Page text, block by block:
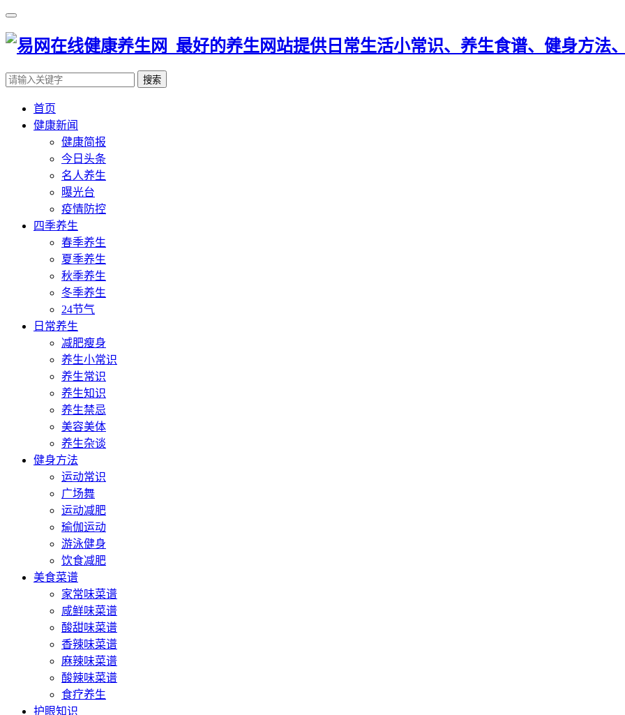
搜索
首页
健康新闻
健康简报
今日头条
名人养生
曝光台
疫情防控
四季养生
春季养生
夏季养生
秋季养生
冬季养生
24节气
日常养生
减肥瘦身
养生小常识
养生常识
养生知识
养生禁忌
美容美体
养生杂谈
健身方法
运动常识
广场舞
运动减肥
瑜伽运动
游泳健身
饮食减肥
美食菜谱
家常味菜谱
咸鲜味菜谱
酸甜味菜谱
香辣味菜谱
麻辣味菜谱
酸辣味菜谱
食疗养生
护眼知识